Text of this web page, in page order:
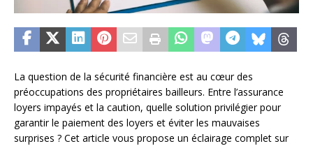
La question de la sécurité financière est au cœur des
préoccupations des propriétaires bailleurs. Entre l’assurance
loyers impayés et la caution, quelle solution privilégier pour
garantir le paiement des loyers et éviter les mauvaises
surprises ? Cet article vous propose un éclairage complet sur